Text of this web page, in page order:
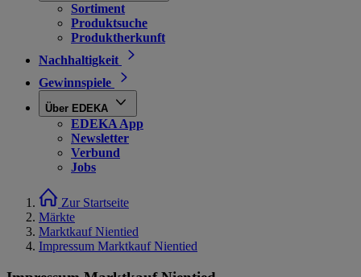
Sortiment
Produktsuche
Produktherkunft
Nachhaltigkeit
Gewinnspiele
Über EDEKA
EDEKA App
Newsletter
Verbund
Jobs
Zur Startseite
Märkte
Marktkauf Nientied
Impressum Marktkauf Nientied